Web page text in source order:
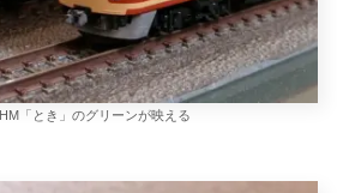
「とき」のグリーンが映える